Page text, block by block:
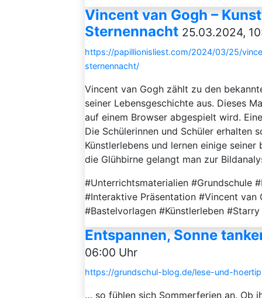
Vincent van Gogh –
Sternennacht 25.03.2024,
https://papillionisliest.com/2024/03/25/
sternennacht/
Vincent van Gogh zählt zu den
seiner Lebensgeschichte aus. Dieses
auf einem Browser abgespielt wird.
Die Schülerinnen und Schüler erhalten
Künstlerlebens und lernen einige
die Glühbirne gelangt man zur
#Unterrichtsmaterialien #Grundschule
#Interaktive Präsentation #Vincent van
#Bastelvorlagen #Künstlerleben
Entspannen, Sonne
06:00 Uhr
https://grundschul-blog.de/lese-und-
… so fühlen sich Sommerferien an. Ob